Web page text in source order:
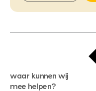
waar kunnen wij
mee helpen?